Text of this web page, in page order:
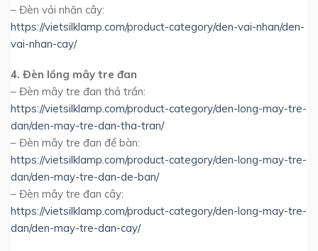
– Đèn vải nhăn cây:
https://vietsilklamp.com/product-category/den-vai-nhan/den-
vai-nhan-cay/
4. Đèn lồng mây tre đan
– Đèn mây tre đan thả trần:
https://vietsilklamp.com/product-category/den-long-may-tre-
dan/den-may-tre-dan-tha-tran/
– Đèn mây tre đan để bàn:
https://vietsilklamp.com/product-category/den-long-may-tre-
dan/den-may-tre-dan-de-ban/
– Đèn mây tre đan cây:
https://vietsilklamp.com/product-category/den-long-may-tre-
dan/den-may-tre-dan-cay/